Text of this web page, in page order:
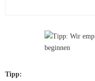
Tipp: